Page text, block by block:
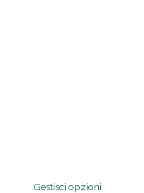
Gestisci opzioni